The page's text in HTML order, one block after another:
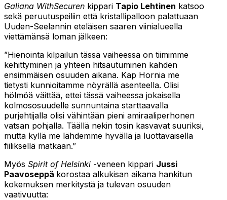
Galiana WithSecuren kippari Tapio Lehtinen katsoo
sekä peruutuspeiliin että kristallipalloon palattuaan
Uuden-Seelannin eteläisen saaren viinialueella
viettämänsä loman jälkeen:
”Hienointa kilpailun tässä vaiheessa on tiimimme
kehittyminen ja yhteen hitsautuminen kahden
ensimmäisen osuuden aikana. Kap Hornia me
tietysti kunnioitamme nöyrällä asenteella. Olisi
hölmöä väittää, ettei tässä vaiheessa jokaisella
kolmososuudelle sunnuntaina starttaavalla
purjehtijalla olisi vähintään pieni amiraaliperhonen
vatsan pohjalla. Täällä nekin tosin kasvavat suuriksi,
mutta kyllä me lähdemme hyvällä ja luottavaisella
fiiliksellä matkaan.”
Myös Spirit of Helsinki -veneen kippari Jussi
Paavoseppä korostaa alkukisan aikana hankitun
kokemuksen merkitystä ja tulevan osuuden
vaativuutta: